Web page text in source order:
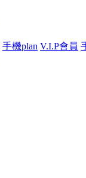
手機plan V.I.P會員